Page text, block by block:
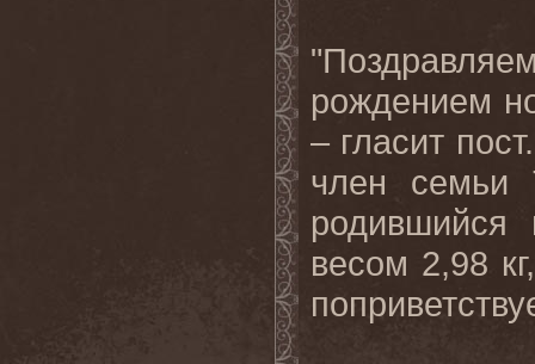
рождением
– гласит
член семьи
весом 2,98